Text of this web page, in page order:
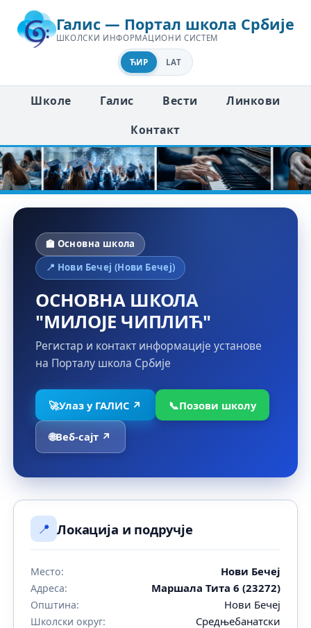
Галис — Портал школа Србије
ШКОЛСКИ ИНФОРМАЦИОНИ СИСТЕМ
ЋИР LAT
Школе Галис Вести
Линкови
Контакт
🏫 Основна школа
📍 Нови Бечеј (Нови Бечеј)
ОСНОВНА ШКОЛА
"МИЛОЈЕ ЧИПЛИЋ"
Регистар и контакт информације установе
на Порталу школа Србије
🚀Улаз у ГАЛИС ↗ 📞Позови школу
🌐Веб-сајт ↗
📍 Локација и подручје
Место: Нови Бечеј
Адреса: Маршала Тита 6 (23272)
Општина: Нови Бечеј
Школски округ: Средњебанатски